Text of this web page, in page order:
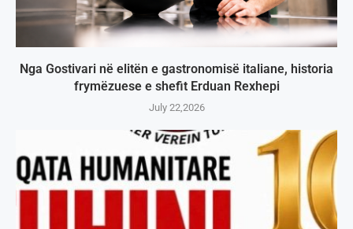
Nga Gostivari në elitën e gastronomisë italiane, historia
frymëzuese e shefit Erduan Rexhepi
July 22,2026